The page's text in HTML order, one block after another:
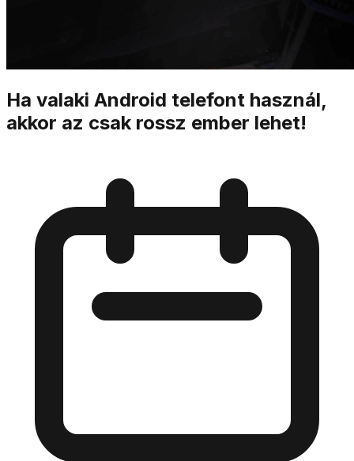
Ha valaki Android telefont használ,
akkor az csak rossz ember lehet!